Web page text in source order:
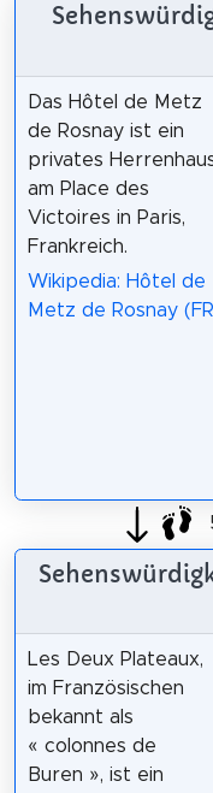
Das Hôtel de Metz
de Rosnay ist ein
privates
am Place des
Victoires in Paris,
Frankreich.
Wikipedia: Hôtel de
Metz de Rosnay
Les Deux Plateaux,
im Französischen
bekannt als
« colonnes de
Buren », ist ein